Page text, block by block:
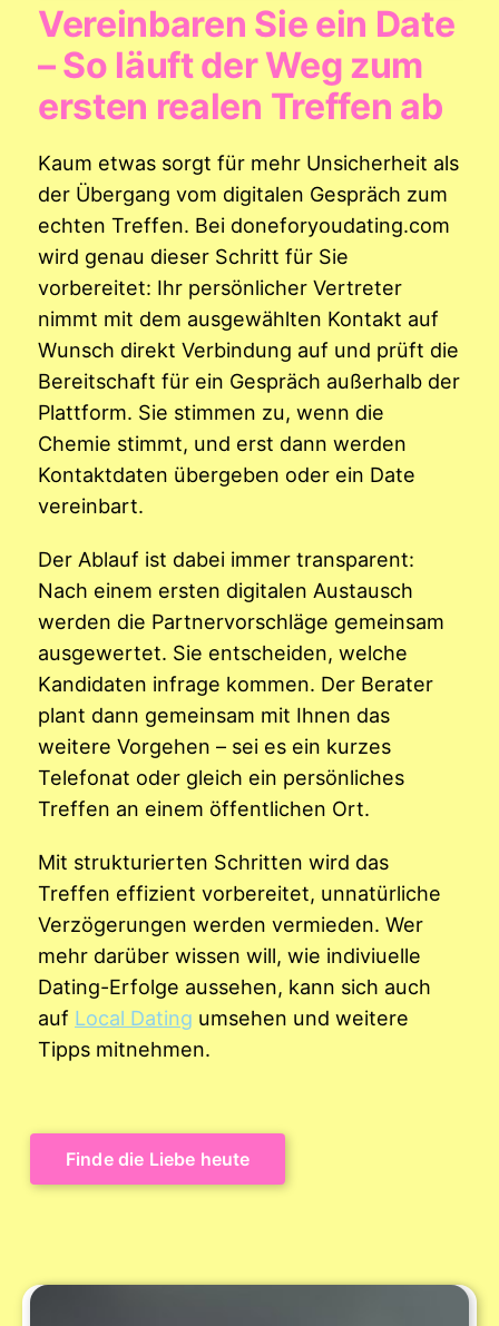
Vereinbaren Sie ein Date
– So läuft der Weg zum
ersten realen Treffen ab
Kaum etwas sorgt für mehr Unsicherheit als
der Übergang vom digitalen Gespräch zum
echten Treffen. Bei doneforyoudating.com
wird genau dieser Schritt für Sie
vorbereitet: Ihr persönlicher Vertreter
nimmt mit dem ausgewählten Kontakt auf
Wunsch direkt Verbindung auf und prüft die
Bereitschaft für ein Gespräch außerhalb der
Plattform. Sie stimmen zu, wenn die
Chemie stimmt, und erst dann werden
Kontaktdaten übergeben oder ein Date
vereinbart.
Der Ablauf ist dabei immer transparent:
Nach einem ersten digitalen Austausch
werden die Partnervorschläge gemeinsam
ausgewertet. Sie entscheiden, welche
Kandidaten infrage kommen. Der Berater
plant dann gemeinsam mit Ihnen das
weitere Vorgehen – sei es ein kurzes
Telefonat oder gleich ein persönliches
Treffen an einem öffentlichen Ort.
Mit strukturierten Schritten wird das
Treffen effizient vorbereitet, unnatürliche
Verzögerungen werden vermieden. Wer
mehr darüber wissen will, wie indiviuelle
Dating-Erfolge aussehen, kann sich auch
auf Local Dating umsehen und weitere
Tipps mitnehmen.
Finde die Liebe heute